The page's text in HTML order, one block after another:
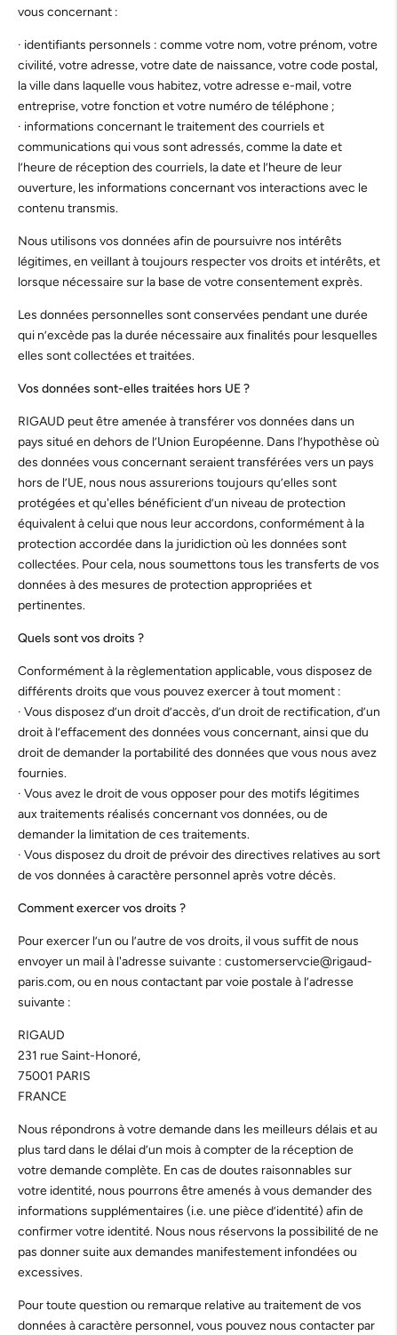
vous concernant :
· identifiants personnels : comme votre nom, votre prénom, votre
civilité, votre adresse, votre date de naissance, votre code postal,
la ville dans laquelle vous habitez, votre adresse e-mail, votre
entreprise, votre fonction et votre numéro de téléphone ;
· informations concernant le traitement des courriels et
communications qui vous sont adressés, comme la date et
l’heure de réception des courriels, la date et l’heure de leur
ouverture, les informations concernant vos interactions avec le
contenu transmis.
Nous utilisons vos données afin de poursuivre nos intérêts
légitimes, en veillant à toujours respecter vos droits et intérêts, et
lorsque nécessaire sur la base de votre consentement exprès.
Les données personnelles sont conservées pendant une durée
qui n’excède pas la durée nécessaire aux finalités pour lesquelles
elles sont collectées et traitées.
Vos données sont-elles traitées hors UE ?
RIGAUD peut être amenée à transférer vos données dans un
pays situé en dehors de l’Union Européenne. Dans l’hypothèse où
des données vous concernant seraient transférées vers un pays
hors de l’UE, nous nous assurerions toujours qu’elles sont
protégées et qu'elles bénéficient d’un niveau de protection
équivalent à celui que nous leur accordons, conformément à la
protection accordée dans la juridiction où les données sont
collectées. Pour cela, nous soumettons tous les transferts de vos
données à des mesures de protection appropriées et
pertinentes.
Quels sont vos droits ?
Conformément à la règlementation applicable, vous disposez de
différents droits que vous pouvez exercer à tout moment :
· Vous disposez d’un droit d’accès, d’un droit de rectification, d’un
droit à l’effacement des données vous concernant, ainsi que du
droit de demander la portabilité des données que vous nous avez
fournies.
· Vous avez le droit de vous opposer pour des motifs légitimes
aux traitements réalisés concernant vos données, ou de
demander la limitation de ces traitements.
· Vous disposez du droit de prévoir des directives relatives au sort
de vos données à caractère personnel après votre décès.
Comment exercer vos droits ?
Pour exercer l’un ou l’autre de vos droits, il vous suffit de nous
envoyer un mail à l'adresse suivante : customerservcie@rigaud-
paris.com, ou en nous contactant par voie postale à l’adresse
suivante :
RIGAUD
231 rue Saint-Honoré,
75001 PARIS
FRANCE
Nous répondrons à votre demande dans les meilleurs délais et au
plus tard dans le délai d’un mois à compter de la réception de
votre demande complète. En cas de doutes raisonnables sur
votre identité, nous pourrons être amenés à vous demander des
informations supplémentaires (i.e. une pièce d’identité) afin de
confirmer votre identité. Nous nous réservons la possibilité de ne
pas donner suite aux demandes manifestement infondées ou
excessives.
Pour toute question ou remarque relative au traitement de vos
données à caractère personnel, vous pouvez nous contacter par